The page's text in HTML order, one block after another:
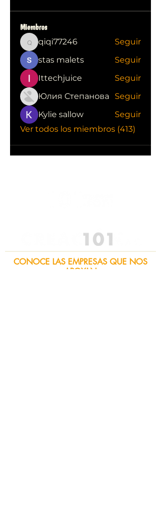
Miembros
qiqi77246
qiqi77246
Seguir
stas malets
Seguir
Ittechjuice
Seguir
Юлия Степанова
Seguir
Kylie sallow
Seguir
Ver todos los miembros (413)
CONOCE LAS EMPRESAS QUE NOS
APOYAN